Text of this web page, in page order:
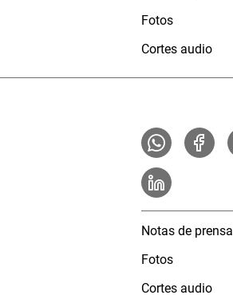
Fotos
Cortes audio
Notas de prensa
Fotos
Cortes audio